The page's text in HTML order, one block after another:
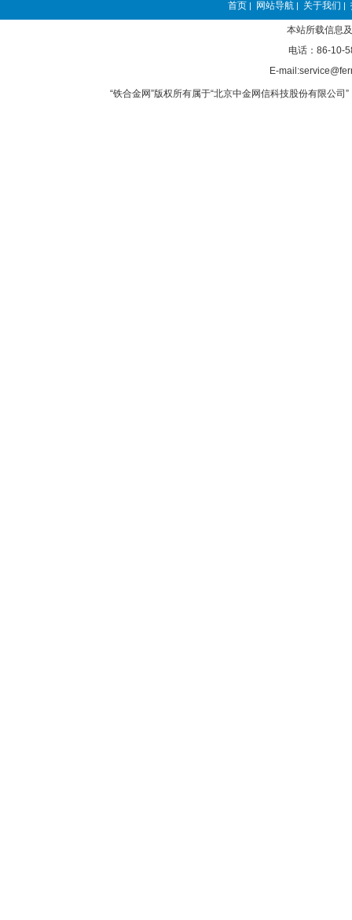
首页 | 网站导航 | 关于我们 |
本站所载信息
电话：86-10-
E-
“铁合金网”版权所有属于“北京中金网信科技股份有限公司